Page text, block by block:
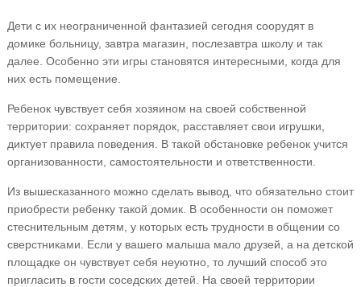
Дети с их неограниченной фантазией сегодня соорудят в
домике больницу, завтра магазин, послезавтра школу и так
далее. Особенно эти игры становятся интересными, когда для
них есть помещение.
Ребенок чувствует себя хозяином на своей собственной
территории: сохраняет порядок, расставляет свои игрушки,
диктует правила поведения. В такой обстановке ребенок учится
организованности, самостоятельности и ответственности.
Из вышесказанного можно сделать вывод, что обязательно стоит
приобрести ребенку такой домик. В особенности он поможет
стеснительным детям, у которых есть трудности в общении со
сверстниками. Если у вашего малыша мало друзей, а на детской
площадке он чувствует себя неуютно, то лучший способ это
пригласить в гости соседских детей. На своей территории